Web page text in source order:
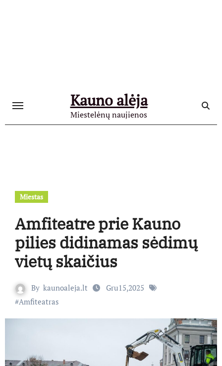
Kauno alėja
Miestelėnų naujienos
Miestas
Amfiteatre prie Kauno
pilies didinamas sėdimų
vietų skaičius
By kaunoaleja.lt
Gru15,2025
#Amfiteatras